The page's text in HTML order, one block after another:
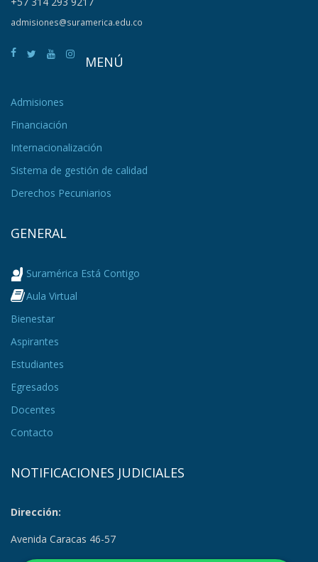
admisiones@suramerica.edu.co
MENÚ
Admisiones
Financiación
Internacionalización
Sistema de gestión de calidad
Derechos Pecuniarios
GENERAL
Suramérica Está Contigo
Aula Virtual
Bienestar
Aspirantes
Estudiantes
Egresados
Docentes
Contacto
NOTIFICACIONES JUDICIALES
Dirección:
Avenida Caracas 46-57